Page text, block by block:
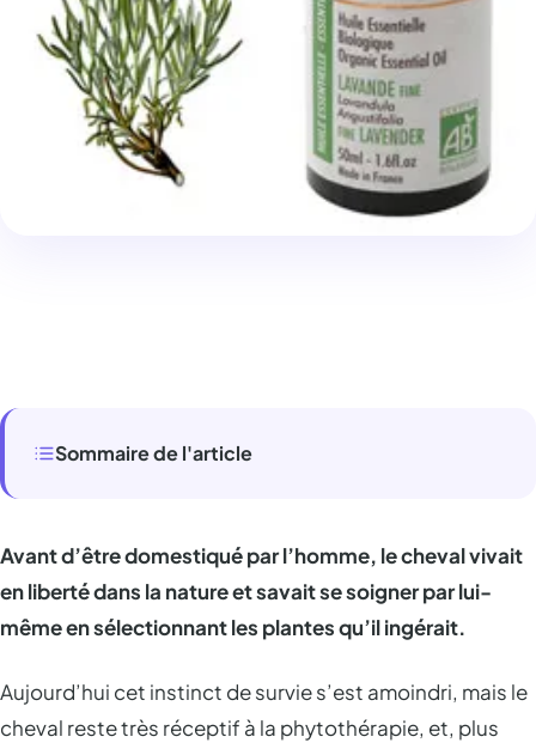
Sommaire de l'article
Avant d’être domestiqué par l’homme, le cheval vivait
en liberté dans la nature et savait se soigner par lui-
même en sélectionnant les plantes qu’il ingérait.
Aujourd’hui cet instinct de survie s’est amoindri, mais le
cheval reste très réceptif à la phytothérapie, et, plus